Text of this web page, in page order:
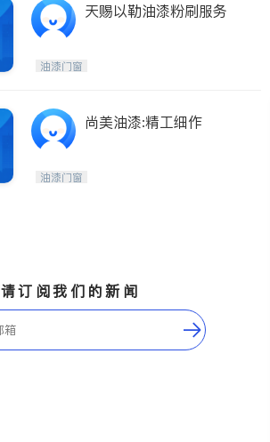
天赐以勒油漆粉刷服务
油漆门窗
尚美油漆:精工细作
油漆门窗
请订阅我们的新闻